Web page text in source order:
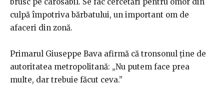
culpă împotriva bărbatului, un important om de
afaceri din zonă.
Primarul Giuseppe Bava afirmă că tronsonul ține de
autoritatea metropolitană: „Nu putem face prea
multe, dar trebuie făcut ceva.”